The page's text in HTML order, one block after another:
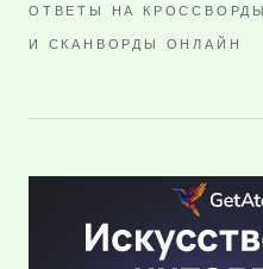
ОТВЕТЫ НА КРОССВОРДЫ
И СКАНВОРДЫ ОНЛАЙН